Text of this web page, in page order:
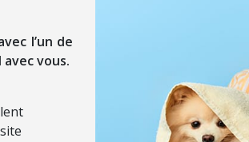
l’un de
vous.